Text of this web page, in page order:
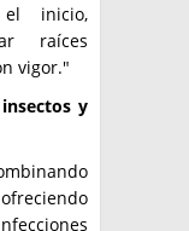
inicio,
raíces
vigor."
y